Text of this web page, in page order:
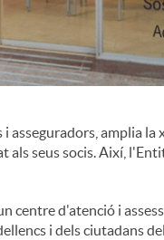
asseguradors, amplia la
seus socis. Així,
un centre d'atenció i
i dels ciutadans